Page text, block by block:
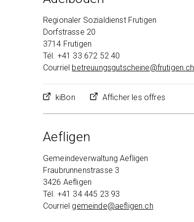
Regionaler Sozialdienst Frutigen
Dorfstrasse 20
3714 Frutigen
Tél. +41 33 672 52 40
Courriel betreuungsgutscheine@frutigen.ch
kiBon Afficher les offres
Aefligen
Gemeindeverwaltung Aefligen
Fraubrunnenstrasse 3
3426 Aefligen
Tél. +41 34 445 23 93
Courriel gemeinde@aefligen.ch